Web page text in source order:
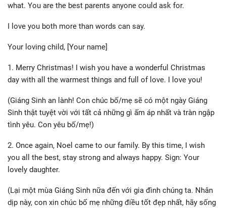
what. You are the best parents anyone could ask for.
I love you both more than words can say.
Your loving child, [Your name]
1. Merry Christmas! I wish you have a wonderful Christmas
day with all the warmest things and full of love. I love you!
(Giáng Sinh an lành! Con chúc bố/mẹ sẽ có một ngày Giáng
Sinh thật tuyệt vời với tất cả những gì ấm áp nhất và tràn ngập
tình yêu. Con yêu bố/mẹ!)
2. Once again, Noel came to our family. By this time, I wish
you all the best, stay strong and always happy. Sign: Your
lovely daughter.
(Lại một mùa Giáng Sinh nữa đến với gia đình chúng ta. Nhân
dịp này, con xin chúc bố mẹ những điều tốt đẹp nhất, hãy sống